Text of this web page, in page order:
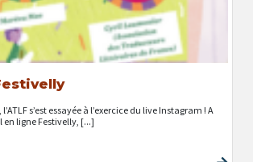
s’est essayée à l’exercice du live Instagram ! A
en ligne Festivelly, [...]